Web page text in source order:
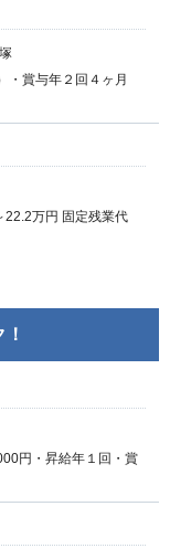
・賞与年２回４ヶ月
万円 固定残業代
円・昇給年１回・賞